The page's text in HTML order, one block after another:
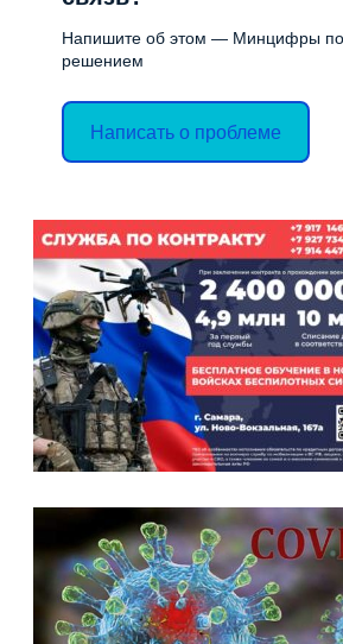
Напишите об этом — Минцифры
решением
Написать о проблеме